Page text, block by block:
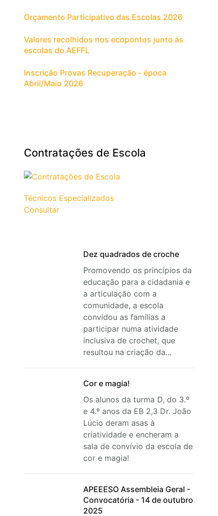
Orçamento Participativo das Escolas 2026
Valores recolhidos nos ecopontos junto às
escolas do AEFFL
Inscrição Provas Recuperação - época
Abril/Maio 2026
Contratações de Escola
Técnicos Especializados
Consultar
Dez quadrados de croche
Promovendo os princípios da
educação para a cidadania e
a articulação com a
comunidade, a escola
convidou as famílias a
participar numa atividade
inclusiva de crochet, que
resultou na criação da...
Cor e magia!
Os alunos da turma D, do 3.º
e 4.º anos da EB 2,3 Dr. João
Lúcio deram asas à
criatividade e encheram a
sala de convívio da escola de
cor e magia!
APEEESO Assembleia Geral -
Convocatória - 14 de outubro
2025